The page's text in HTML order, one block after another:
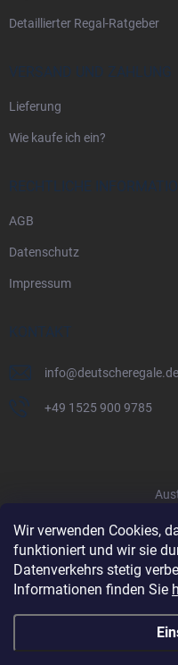
Wir verwenden Cookies,
funktioniert und wir sie
Datenverkehrs stetig
Informationen finden Sie
Detaillierter Regal-Ratgeber
VERSAND UND ZAHLUNG
Lieferung
Wie kaufe ich ein?
RECHTLICHE
AGB
Datenschutz
Impressum
KONTAKT
info@deutscheregale.de
+49 1525 900 9785